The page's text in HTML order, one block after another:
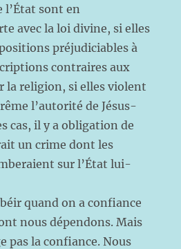
l’État sont en
avec la loi divine, si elles
préjudiciables à
contraires aux
la religion, si elles violent
l’autorité de Jésus-
cas, il y a obligation de
un crime dont les
sur l’État lui-
quand on a confiance
nous dépendons. Mais
pas la confiance. Nous